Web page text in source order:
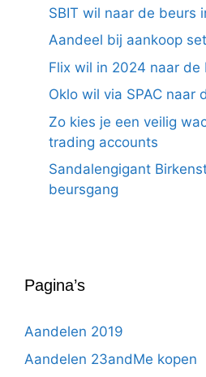
SBIT wil naar de beurs
Aandeel bij aankoop
Flix wil in 2024 naar de
Oklo wil via SPAC naar
Zo kies je een veilig
trading accounts
Sandalengigant
beursgang
Pagina’s
Aandelen 2019
Aandelen 23andMe kopen